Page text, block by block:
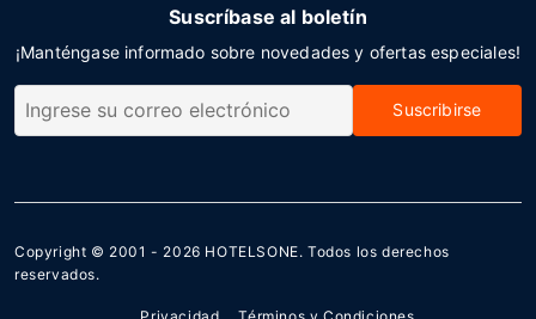
Suscríbase al boletín
¡Manténgase informado sobre novedades y ofertas especiales!
Suscribirse
Copyright © 2001 - 2026 HOTELSONE. Todos los derechos
reservados.